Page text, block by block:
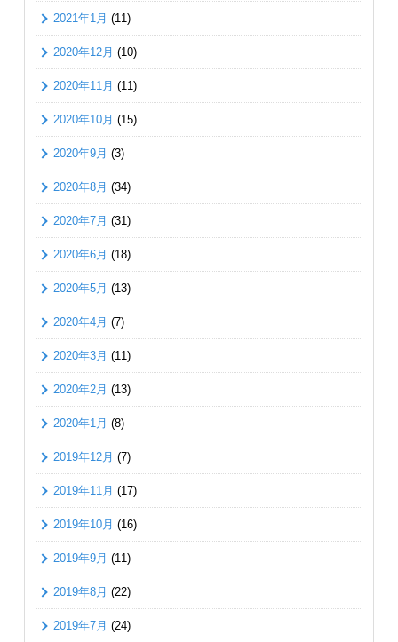
2021年1月 (11)
2020年12月 (10)
2020年11月 (11)
2020年10月 (15)
2020年9月 (3)
2020年8月 (34)
2020年7月 (31)
2020年6月 (18)
2020年5月 (13)
2020年4月 (7)
2020年3月 (11)
2020年2月 (13)
2020年1月 (8)
2019年12月 (7)
2019年11月 (17)
2019年10月 (16)
2019年9月 (11)
2019年8月 (22)
2019年7月 (24)